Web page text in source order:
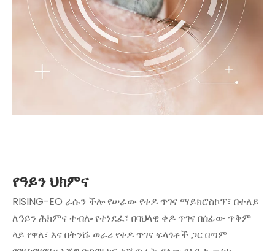
የዓይን ህክምና
RISING-EO ራሱን ችሎ የሠራው የቀዶ ጥገና ማይክሮስኮፕ፣ በተለይ
ለዓይን ሕክምና ተብሎ የተነደፈ፣ በባህላዊ ቀዶ ጥገና በሰፊው ጥቅም
ላይ የዋለ፣ እና በትንሹ ወራሪ የቀዶ ጥገና ፍላጎቶች ጋር በጣም